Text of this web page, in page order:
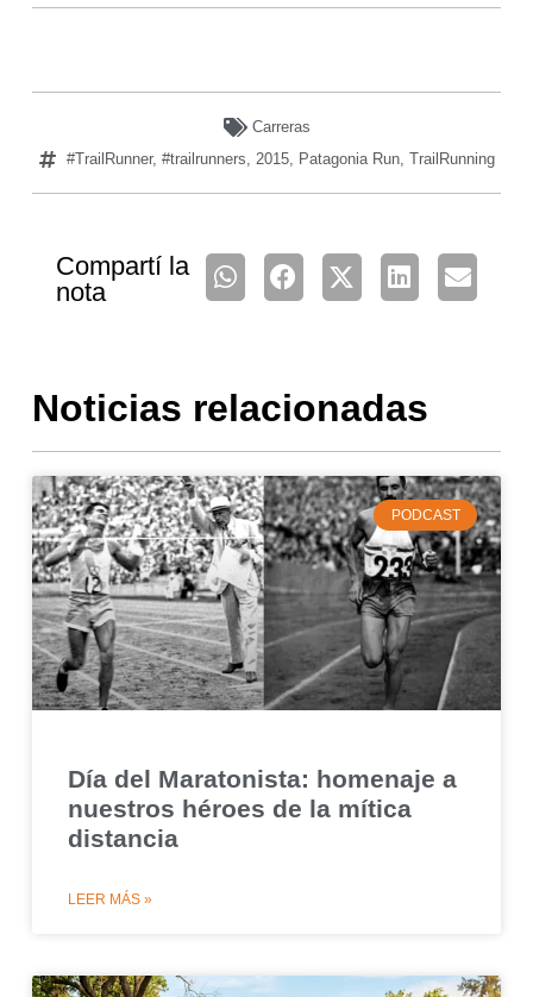
Carreras
#TrailRunner, #trailrunners, 2015, Patagonia Run, TrailRunning
Compartí la
nota
Noticias relacionadas
PODCAST
Día del Maratonista: homenaje a
nuestros héroes de la mítica
distancia
LEER MÁS »